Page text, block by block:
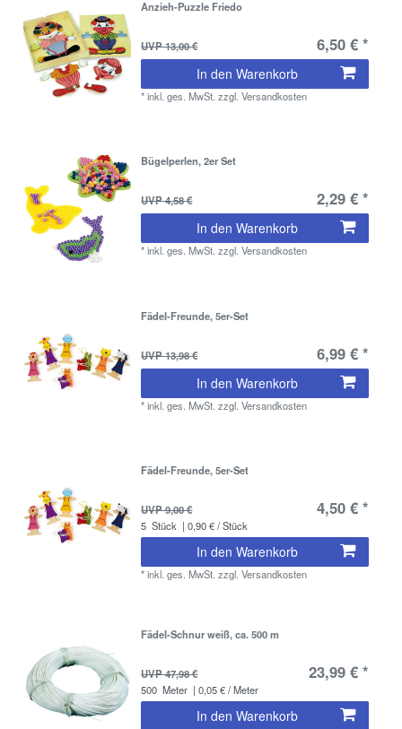
Anzieh-Puzzle Friedo
UVP 13,00 € 6,50 € *
In den Warenkorb
*inkl. ges. MwSt. zzgl.Versandkosten
Bügelperlen, 2er Set
UVP 4,58 € 2,29 € *
In den Warenkorb
*inkl. ges. MwSt. zzgl.Versandkosten
Fädel-Freunde, 5er-Set
UVP 13,98 € 6,99 € *
In den Warenkorb
*inkl. ges. MwSt. zzgl.Versandkosten
Fädel-Freunde, 5er-Set
UVP 9,00 € 4,50 € *
5 Stück | 0,90 € / Stück
In den Warenkorb
*inkl. ges. MwSt. zzgl.Versandkosten
Fädel-Schnur weiß, ca. 500 m
UVP 47,98 € 23,99 € *
500 Meter | 0,05 € / Meter
In den Warenkorb